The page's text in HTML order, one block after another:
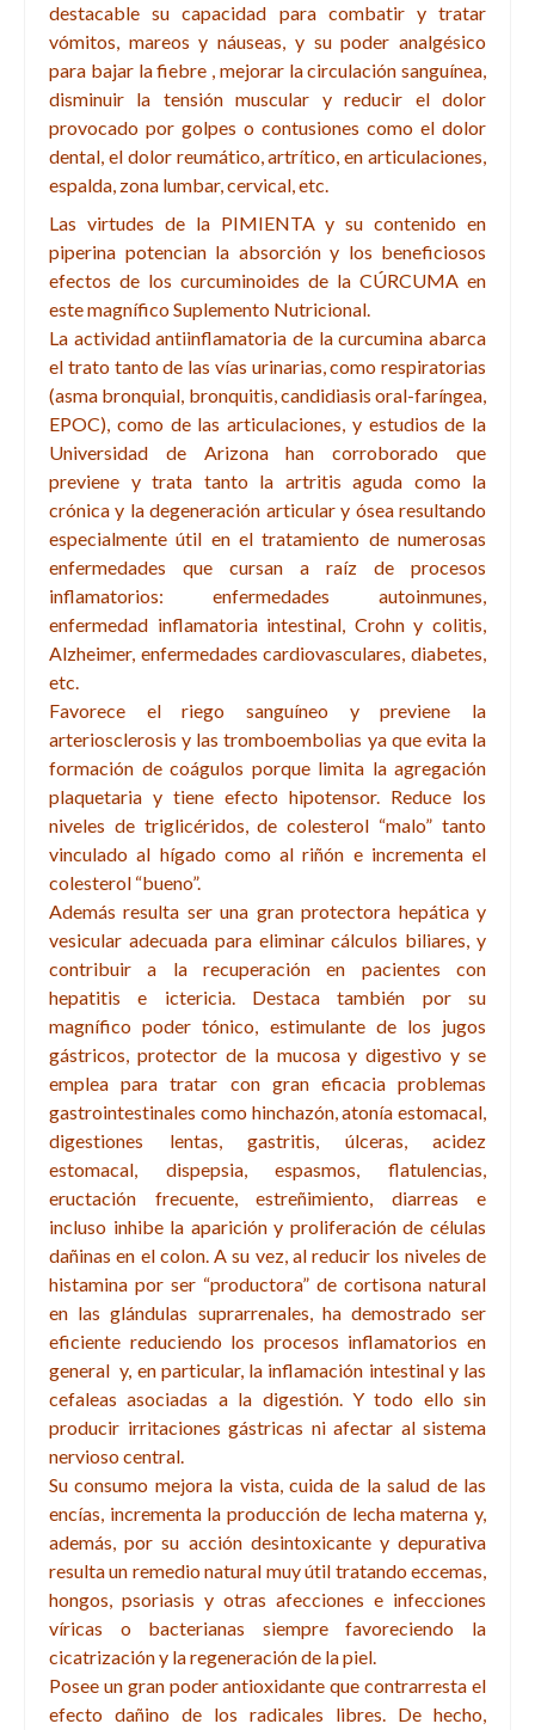
destacable su capacidad para combatir y tratar
vómitos, mareos y náuseas, y su poder analgésico
para bajar la fiebre , mejorar la circulación sanguínea,
disminuir la tensión muscular y reducir el dolor
provocado por golpes o contusiones como el dolor
dental, el dolor reumático, artrítico, en articulaciones,
espalda, zona lumbar, cervical, etc.
Las virtudes de la PIMIENTA y su contenido en
piperina potencian la absorción y los beneficiosos
efectos de los curcuminoides de la CÚRCUMA en
este magnífico Suplemento Nutricional.
La actividad antiinflamatoria de la curcumina abarca
el trato tanto de las vías urinarias, como respiratorias
(asma bronquial, bronquitis, candidiasis oral-faríngea,
EPOC), como de las articulaciones, y estudios de la
Universidad de Arizona han corroborado que
previene y trata tanto la artritis aguda como la
crónica y la degeneración articular y ósea resultando
especialmente útil en el tratamiento de numerosas
enfermedades que cursan a raíz de procesos
inflamatorios: enfermedades autoinmunes,
enfermedad inflamatoria intestinal, Crohn y colitis,
Alzheimer, enfermedades cardiovasculares, diabetes,
etc.
Favorece el riego sanguíneo y previene la
arteriosclerosis y las tromboembolias ya que evita la
formación de coágulos porque limita la agregación
plaquetaria y tiene efecto hipotensor. Reduce los
niveles de triglicéridos, de colesterol “malo” tanto
vinculado al hígado como al riñón e incrementa el
colesterol “bueno”.
Además resulta ser una gran protectora hepática y
vesicular adecuada para eliminar cálculos biliares, y
contribuir a la recuperación en pacientes con
hepatitis e ictericia. Destaca también por su
magnífico poder tónico, estimulante de los jugos
gástricos, protector de la mucosa y digestivo y se
emplea para tratar con gran eficacia problemas
gastrointestinales como hinchazón, atonía estomacal,
digestiones lentas, gastritis, úlceras, acidez
estomacal, dispepsia, espasmos, flatulencias,
eructación frecuente, estreñimiento, diarreas e
incluso inhibe la aparición y proliferación de células
dañinas en el colon. A su vez, al reducir los niveles de
histamina por ser “productora” de cortisona natural
en las glándulas suprarrenales, ha demostrado ser
eficiente reduciendo los procesos inflamatorios en
general y, en particular, la inflamación intestinal y las
cefaleas asociadas a la digestión. Y todo ello sin
producir irritaciones gástricas ni afectar al sistema
nervioso central.
Su consumo mejora la vista, cuida de la salud de las
encías, incrementa la producción de lecha materna y,
además, por su acción desintoxicante y depurativa
resulta un remedio natural muy útil tratando eccemas,
hongos, psoriasis y otras afecciones e infecciones
víricas o bacterianas siempre favoreciendo la
cicatrización y la regeneración de la piel.
Posee un gran poder antioxidante que contrarresta el
efecto dañino de los radicales libres. De hecho,